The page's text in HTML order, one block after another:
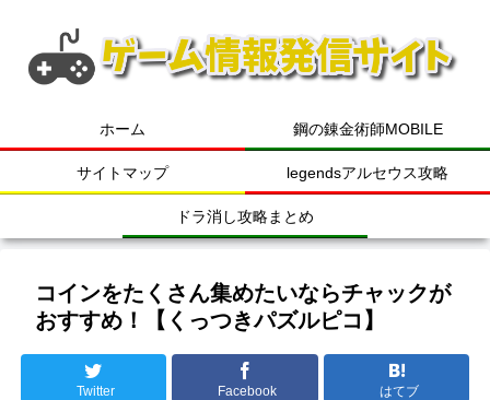
ホーム 鋼の錬金術師MOBILE
サイトマップ legendsアルセウス攻略
ドラ消し攻略まとめ
コインをたくさん集めたいならチャックが
おすすめ！【くっつきパズルピコ】
Twitter Facebook はてブ